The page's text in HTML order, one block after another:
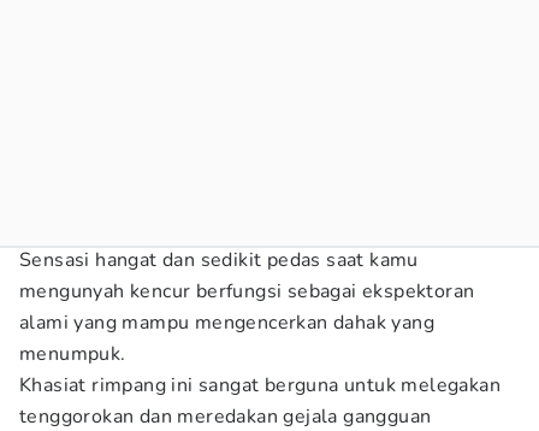
Sensasi hangat dan sedikit pedas saat kamu
mengunyah kencur berfungsi sebagai ekspektoran
alami yang mampu mengencerkan dahak yang
menumpuk.
Khasiat rimpang ini sangat berguna untuk melegakan
tenggorokan dan meredakan gejala gangguan